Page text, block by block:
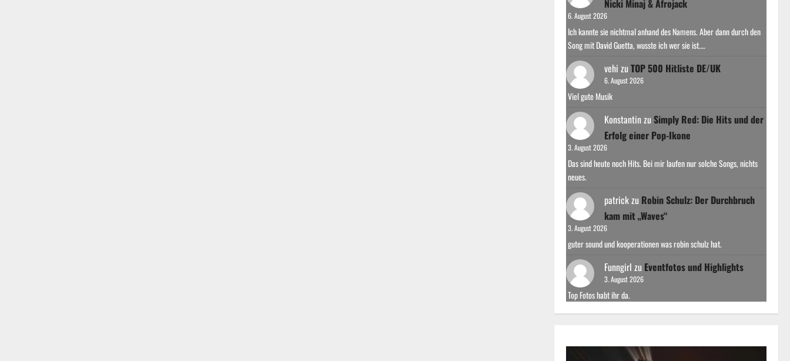
Nicki Minaj & Afrojack
6. August 2026
Ich kannte sie nichtmal anhand des Namens. Aber dann durch den
Song mit David Guetta, wusste ich wer sie ist.…
vehi zu TOP 500 Hitliste DE/UK
6. August 2026
Viel gute Musik
Konstantinzu Simply Red: Die Hits und der
Erfolg einer Pop-Ikone
3. August 2026
Das sind heute noch Hits. Bei mir laufen nur solche Songs, nichts
neues.
patrickzu Robin Schulz: Der Durchbruch
kam mit „Waves“
3. August 2026
guter sound und kooperationen was robin schulz hat.
Funngirl zu Eventfotos und Highlights
3. August 2026
Top Fotos habt ihr da.